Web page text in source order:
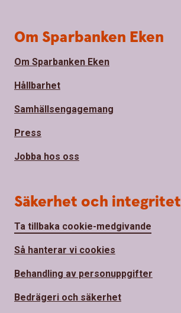
Om Sparbanken Eken
Om Sparbanken Eken
Hållbarhet
Samhällsengagemang
Press
Jobba hos oss
Säkerhet och integritet
Ta tillbaka cookie-medgivande
Så hanterar vi cookies
Behandling av personuppgifter
Bedrägeri och säkerhet